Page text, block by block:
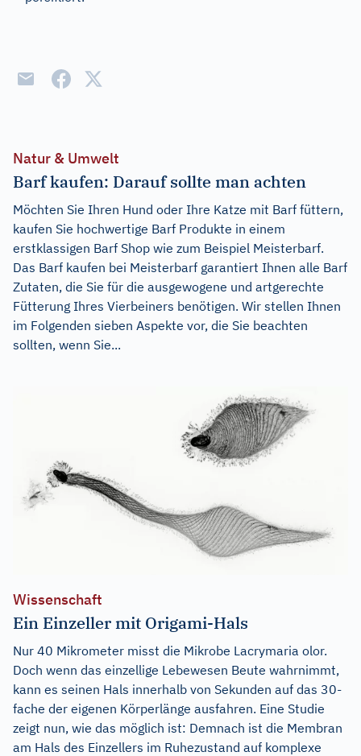
Natur & Umwelt
Barf kaufen: Darauf sollte man achten
Möchten Sie Ihren Hund oder Ihre Katze mit Barf füttern,
kaufen Sie hochwertige Barf Produkte in einem
erstklassigen Barf Shop wie zum Beispiel Meisterbarf.
Das Barf kaufen bei Meisterbarf garantiert Ihnen alle Barf
Zutaten, die Sie für die ausgewogene und artgerechte
Fütterung Ihres Vierbeiners benötigen. Wir stellen Ihnen
im Folgenden sieben Aspekte vor, die Sie beachten
sollten, wenn Sie...
Wissenschaft
Ein Einzeller mit Origami-Hals
Nur 40 Mikrometer misst die Mikrobe Lacrymaria olor.
Doch wenn das einzellige Lebewesen Beute wahrnimmt,
kann es seinen Hals innerhalb von Sekunden auf das 30-
fache der eigenen Körperlänge ausfahren. Eine Studie
zeigt nun, wie das möglich ist: Demnach ist die Membran
am Hals des Einzellers im Ruhezustand auf komplexe